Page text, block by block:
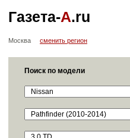
Газета-А.ru
Москва сменить регион
Поиск по модели